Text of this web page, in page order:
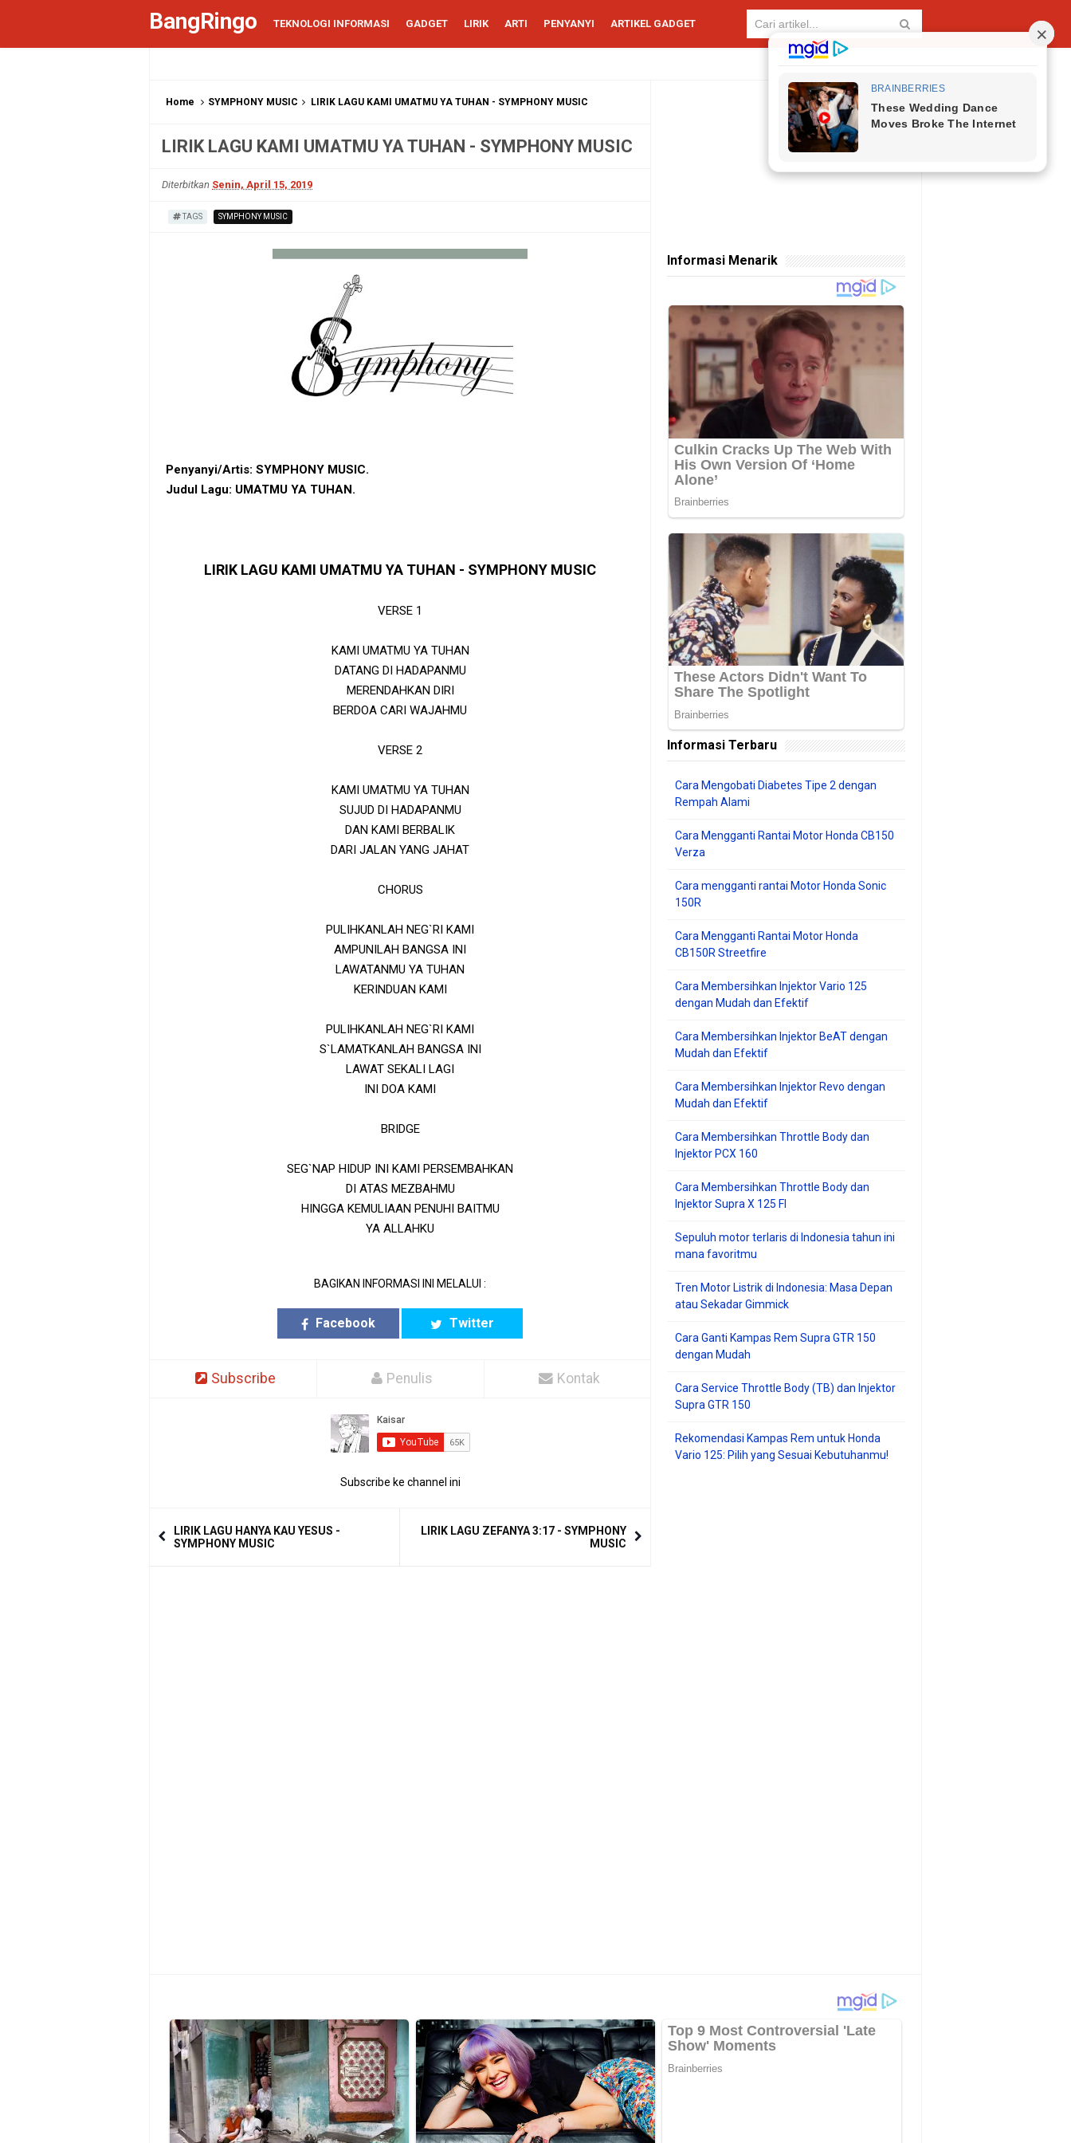
BangRingo TEKNOLOGI INFORMASI GADGET LIRIK ARTI PENYANYI ARTIKEL GADGET
Home SYMPHONY MUSIC LIRIK LAGU KAMI UMATMU YA TUHAN - SYMPHONY MUSIC
LIRIK LAGU KAMI UMATMU YA TUHAN - SYMPHONY MUSIC
Diterbitkan Senin, April 15, 2019
TAGS SYMPHONY MUSIC
Penyanyi/Artis: SYMPHONY MUSIC.
Judul Lagu: UMATMU YA TUHAN.
LIRIK LAGU KAMI UMATMU YA TUHAN - SYMPHONY MUSIC
VERSE 1
KAMI UMATMU YA TUHAN
DATANG DI HADAPANMU
MERENDAHKAN DIRI
BERDOA CARI WAJAHMU
VERSE 2
KAMI UMATMU YA TUHAN
SUJUD DI HADAPANMU
DAN KAMI BERBALIK
DARI JALAN YANG JAHAT
CHORUS
PULIHKANLAH NEG`RI KAMI
AMPUNILAH BANGSA INI
LAWATANMU YA TUHAN
KERINDUAN KAMI
PULIHKANLAH NEG`RI KAMI
S`LAMATKANLAH BANGSA INI
LAWAT SEKALI LAGI
INI DOA KAMI
BRIDGE
SEG`NAP HIDUP INI KAMI PERSEMBAHKAN
DI ATAS MEZBAHMU
HINGGA KEMULIAAN PENUHI BAITMU
YA ALLAHKU
BAGIKAN INFORMASI INI MELALUI :
Facebook Twitter
Subscribe Penulis Kontak
Subscribe ke channel ini
LIRIK LAGU HANYA KAU YESUS -
SYMPHONY MUSIC
LIRIK LAGU ZEFANYA 3:17 - SYMPHONY
MUSIC
Informasi Menarik
Informasi Terbaru
Cara Mengobati Diabetes Tipe 2 dengan
Rempah Alami
Cara Mengganti Rantai Motor Honda CB150
Verza
Cara mengganti rantai Motor Honda Sonic
150R
Cara Mengganti Rantai Motor Honda
CB150R Streetfire
Cara Membersihkan Injektor Vario 125
dengan Mudah dan Efektif
Cara Membersihkan Injektor BeAT dengan
Mudah dan Efektif
Cara Membersihkan Injektor Revo dengan
Mudah dan Efektif
Cara Membersihkan Throttle Body dan
Injektor PCX 160
Cara Membersihkan Throttle Body dan
Injektor Supra X 125 FI
Sepuluh motor terlaris di Indonesia tahun ini
mana favoritmu
Tren Motor Listrik di Indonesia: Masa Depan
atau Sekadar Gimmick
Cara Ganti Kampas Rem Supra GTR 150
dengan Mudah
Cara Service Throttle Body (TB) dan Injektor
Supra GTR 150
Rekomendasi Kampas Rem untuk Honda
Vario 125: Pilih yang Sesuai Kebutuhanmu!